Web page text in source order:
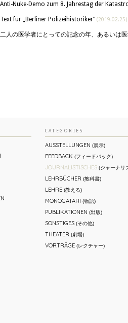
Anti-Nuke-Demo zum 8. Jahrestag der
Text für „Berliner Polizeihistoriker“(2019.02.25)
二人の医学者にとっての記念の年、あるいは
CATEGORIES
AUSSTELLUNGEN (展示)
FEEDBACK (フィードバック)
JOURNALISTISCHES(ジャーナリ
LEHRBÜCHER(教科書)
LEHRE(教える)
MONOGATARI (物語)
PUBLIKATIONEN (出版)
SONSTIGES(その他)
THEATER(劇場)
VORTRÄGE(レクチャー)